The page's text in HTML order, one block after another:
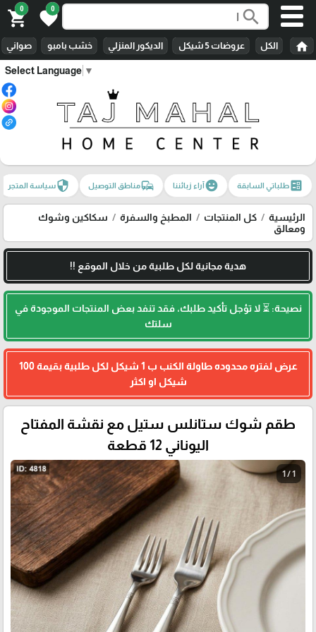
Select Language ▼
search
0
favorite
0
shopping_cart
home الكل عروضات 5 شيكل الديكور المنزلي خشب بامبو صواني
ballotطلباتي السابقة emoji_emotionsآراء زبائننا commuteمناطق التوصيل securityسياسة المتجر
الرئيسية كل المنتجات المطبخ والسفرة
سكاكين وشوك
ومعالق
هدية مجانية لكل طلبية من خلال الموقع !!
نصيحة: ⏳ لا تؤجل تأكيد طلبك، فقد تنفد بعض المنتجات الموجودة في
سلتك
عرض لفتره محدوده طاولة الكنب ب 1 شيكل لكل طلبية بقيمة 100
شيكل او اكثر
طقم شوك ستانلس ستيل مع نقشة المفتاح
اليوناني 12 قطعة
1 / 1